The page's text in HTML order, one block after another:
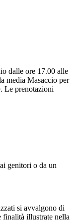
dalle ore 17.00 alle
media Masaccio per
Le prenotazioni
genitori o da un
si avvalgono di
finalità illustrate nella